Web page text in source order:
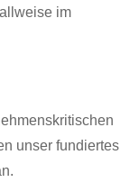
im
unser fundiertes